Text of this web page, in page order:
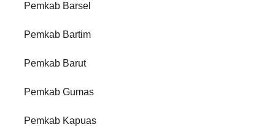
Pemkab Barsel
Pemkab Bartim
Pemkab Barut
Pemkab Gumas
Pemkab Kapuas